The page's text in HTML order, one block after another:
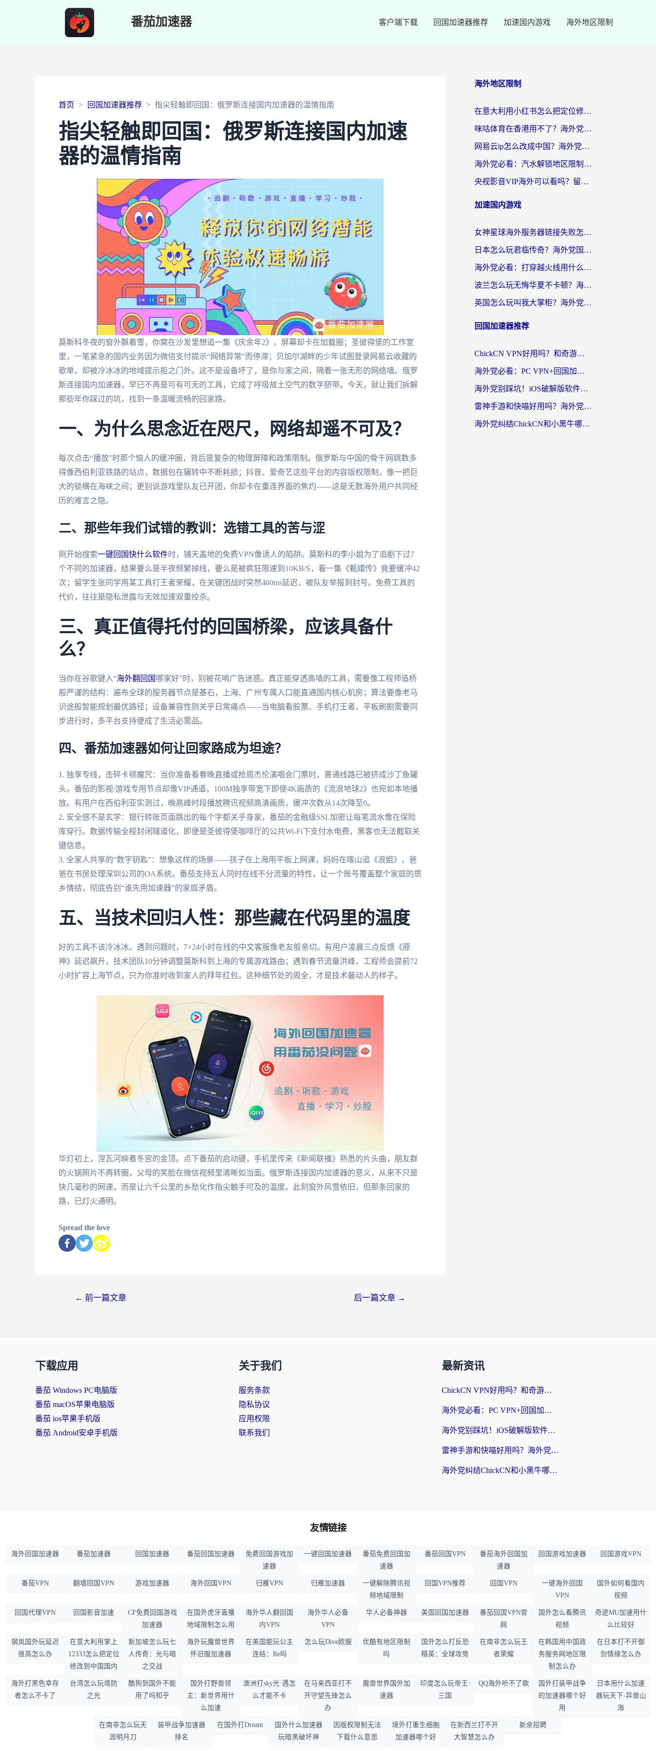
番茄加速器 客户端下载 回国加速器推荐 加速国内游戏 海外地区限制
首页 回国加速器推荐 指尖轻触即回国：俄罗斯连接国内加速器的温情指南
指尖轻触即回国：俄罗斯连接国内加速
器的温情指南
莫斯科冬夜的窗外飘着雪，你窝在沙发里想追一集《庆余年2》，屏幕却卡在加载圈；圣彼得堡的工作室
里，一笔紧急的国内业务因为微信支付提示“网络异常”而停滞；贝加尔湖畔的少年试图登录网易云收藏的
歌单，却被冷冰冰的地域提示拒之门外。这不是设备坏了，是你与家之间，隔着一张无形的网络墙。俄罗
斯连接国内加速器，早已不再是可有可无的工具，它成了呼吸故土空气的数字脐带。今天，就让我们拆解
那些年你踩过的坑，找到一条温暖流畅的回家路。
一、为什么思念近在咫尺，网络却遥不可及？
每次点击“播放”时那个恼人的缓冲圈，背后是复杂的物理屏障和政策限制。俄罗斯与中国的骨干网跳数多
得像西伯利亚铁路的站点，数据包在辗转中不断耗损；抖音、爱奇艺这些平台的内容版权限制，像一把巨
大的锁横在海峡之间；更别说游戏里队友已开团，你却卡在重连界面的焦灼——这是无数海外用户共同经
历的难言之隐。
二、那些年我们试错的教训：选错工具的苦与涩
刚开始搜索一键回国快什么软件时，铺天盖地的免费VPN像诱人的陷阱。莫斯科的李小姐为了追剧下过7
个不同的加速器，结果要么是半夜频繁掉线，要么是被疯狂限速到10KB/S，看一集《甄嬛传》竟要缓冲42
次；留学生张同学用某工具打王者荣耀，在关键团战时突然460ms延迟，被队友举报到封号。免费工具的
代价，往往是隐私泄露与无效加速双重绞杀。
三、真正值得托付的回国桥梁，应该具备什
么？
当你在谷歌键入“海外翻回国 哪家好”时，别被花哨广告迷惑。真正能穿透高墙的工具，需要像工程师造桥
般严谨的结构：遍布全球的服务器节点是基石，上海、广州专属入口能直通国内核心机房；算法要像老马
识途般智能规划最优路径；设备兼容性则关乎日常痛点——当电脑看股票、手机打王者、平板刷剧需要同
步进行时，多平台支持便成了生活必需品。
四、番茄加速器如何让回家路成为坦途？
1. 独享专线，击碎卡顿魔咒：当你准备看春晚直播或抢周杰伦演唱会门票时，普通线路已被挤成沙丁鱼罐
头。番茄的影视/游戏专用节点却像VIP通道，100M独享带宽下即使4K画质的《流浪地球2》也宛如本地播
放。有用户在西伯利亚实测过，晚高峰时段播放腾讯视频高清画质，缓冲次数从14次降至0。
2. 安全感不是玄学：银行转账页面跳出的每个字都关乎身家，番茄的金融级SSL加密让每笔流水像在保险
库穿行。数据传输全程封闭隧道化，即便是圣彼得堡咖啡厅的公共Wi-Fi下支付水电费，黑客也无法截取关
键信息。
3. 全家人共享的“数字钥匙”：想象这样的场景——孩子在上海用平板上网课，妈妈在喀山追《浪姐》，爸
爸在书房处理深圳公司的OA系统。番茄支持五人同时在线不分流量的特性，让一个账号覆盖整个家庭的思
乡情结，彻底告别“谁先用加速器”的家庭矛盾。
五、当技术回归人性：那些藏在代码里的温度
好的工具不该冷冰冰。遇到问题时，7×24小时在线的中文客服像老友般亲切。有用户凌晨三点反馈《原
神》延迟飙升，技术团队10分钟调整莫斯科到上海的专属游戏路由；遇到春节流量洪峰，工程师会提前72
小时扩容上海节点，只为你准时收到家人的拜年红包。这种细节处的周全，才是技术最动人的样子。
华灯初上，涅瓦河映着冬宫的金顶。点下番茄的启动键，手机里传来《新闻联播》熟悉的片头曲，朋友群
的火锅照片不再转圈，父母的笑脸在微信视频里清晰如当面。俄罗斯连接国内加速器的意义，从来不只是
快几毫秒的网速，而是让六千公里的乡愁化作指尖触手可及的温度。此刻窗外风雪依旧，但那条回家的
路，已灯火通明。
Spread the love
← 前一篇文章 后一篇文章 →
海外地区限制
在意大利用小红书怎么把定位修改到中国国内？3个实用技巧+1个靠谱工具帮你搞定
咪咕体育在香港用不了？海外党必看的回国加速器选择指南（附3个真实场景解决方案）
网易云ip怎么改成中国？海外党听音乐听书的无痛解决方案
海外党必看：汽水解锁地区限制怎么解除？3招解决国内影音&生活服务难题
央视影音VIP海外可以看吗？留学生亲测有效的回国加速器选择指南
加速国内游戏
女神星球海外服务器链接失败怎么解决？海外党国服游戏加速避坑指南
日本怎么玩君临传奇？海外党国服游戏加速避坑指南（附菲律宾欧洲玩家实测）
海外党必看：打穿越火线用什么加速器？解决延迟卡顿，还能玩奇妙拼图世界和第五人格
波兰怎么玩无悔华夏不卡顿？海外国服游戏加速器终极指南（附征途2萤火突击解决方案）
英国怎么玩叫我大掌柜？海外党国服游戏加速避坑指南（附实测推荐）
回国加速器推荐
ChickCN VPN好用吗？和奇游手游VPN对比哪个回国效果更好？海外党亲测实用指南
海外党必看：PC VPN+回国加速器怎么选？无缝访问国内资源全攻略
海外党别踩坑！iOS破解版软件不可靠？教你选对回国加速器无缝看国内资源
雷神手游和快喵好用吗？海外党亲测5款回国加速器，附斧牛Bling对比+微信视频号解决办法
海外党纠结ChickCN和小黑牛哪个好？一篇帮你选对回国加速器的实用指南
下载应用
番茄 Windows PC电脑版
番茄 macOS苹果电脑版
番茄 ios苹果手机版
番茄 Android安卓手机版
关于我们
服务条款
隐私协议
应用权限
联系我们
最新资讯
ChickCN VPN好用吗？和奇游手游VPN对比哪个回国效果更好？海外党亲测实用指南
海外党必看：PC VPN+回国加速器怎么选？无缝访问国内资源全攻略
海外党别踩坑！iOS破解版软件不可靠？教你选对回国加速器无缝看国内资源
雷神手游和快喵好用吗？海外党亲测5款回国加速器，附斧牛Bling对比+微信视频号解决办法
海外党纠结ChickCN和小黑牛哪个好？一篇帮你选对回国加速器的实用指南
友情链接
海外回国加速器 番茄加速器 回国加速器 番茄回国加速器
免费回国游戏加
速器
一键回国加速器
番茄免费回国加
速器
番茄回国VPN
番茄海外回国加
速器
回国游戏加速器 回国游戏VPN
番茄VPN 翻墙回国VPN 游戏加速器 海外回国VPN 归雁VPN 归雁加速器
一键解除腾讯视
频地域限制
回国VPN推荐 回国VPN
一键海外回国
VPN
国外如何看国内
视频
回国代理VPN 回国影音加速
CF免费回国游戏
加速器
在国外虎牙直播
地域限制怎么用
海外华人翻回国
内VPN
海外华人必备
VPN
华人必备神器 美国回国加速器
番茄回国VPN官
网
国外怎么看腾讯
视频
奇迹MU加速用什
么比较好
钢岚国外玩延迟
很高怎么办
在意大利用掌上
12333怎么把定位
修改到中国国内
新加坡怎么玩七
人传奇：光与暗
之交战
海外玩魔兽世界
怀旧服加速器
在美国能玩公主
连结：Re吗
怎么玩Dive欧服
优酷有地区限制
吗
国外怎么打反恐
精英：全球攻势
在南非怎么玩王
者荣耀
在韩国用中国政
务服务网地区限
制怎么办
在日本打不开御
剑情缘怎么办
海外打黑色幸存
者怎么不卡了
台湾怎么玩塔防
之光
酷狗到国外不能
用了吗知乎
国外打野兽领
主：新世界用什
么加速
澳洲打sky光·遇怎
么才能不卡
在马来西亚打不
开守望先锋怎么
办
魔兽世界国外加
速器
印度怎么玩帝王·
三国
QQ海外听不了歌
国外打装甲战争
的加速器哪个好
用
日本用什么加速
器玩天下-异兽山
海
在南非怎么玩天
涯明月刀
装甲战争加速器
排名
在国外打Dream
国外什么加速器
玩暗黑破坏神
因版权限制无法
下载什么意思
境外打重生细胞
加速器哪个好
在新西兰打不开
大智慧怎么办
新余招聘